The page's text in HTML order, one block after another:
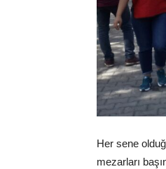
Her sene
mezarları